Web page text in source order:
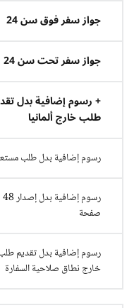
جواز سفر فوق سن 24
جواز سفر تحت سن 24
+ رسوم إضافية بدل
طلب خارج ألمانيا
رسوم إضافية بدل طلب
رسوم إضافية بدل إصدار 48
صفحة
رسوم إضافية بدل تقديم
خارج نطاق صلاحية السفارة